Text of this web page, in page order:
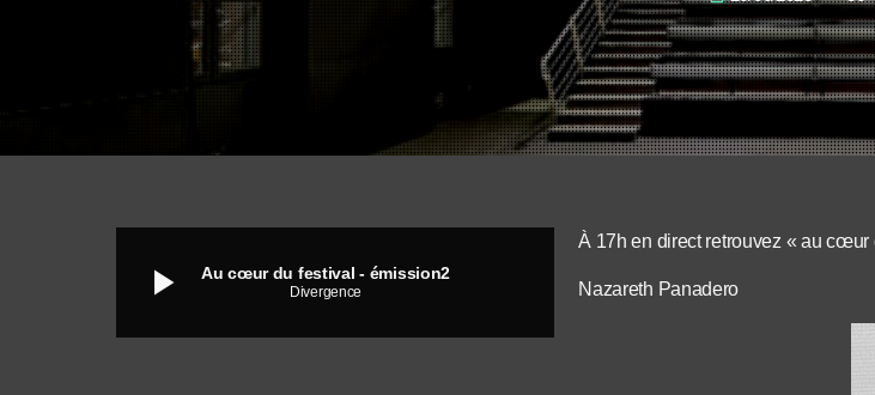
play_arrow Au cœur du festival - émission2
Divergence
À 17h en direct retrouvez « au cœur
Nazareth Panadero